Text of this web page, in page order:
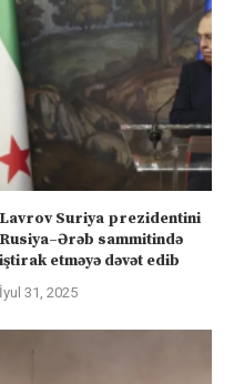
Lavrov Suriya prezidentini
Rusiya–Ərəb sammitində
iştirak etməyə dəvət edib
İyul 31, 2025